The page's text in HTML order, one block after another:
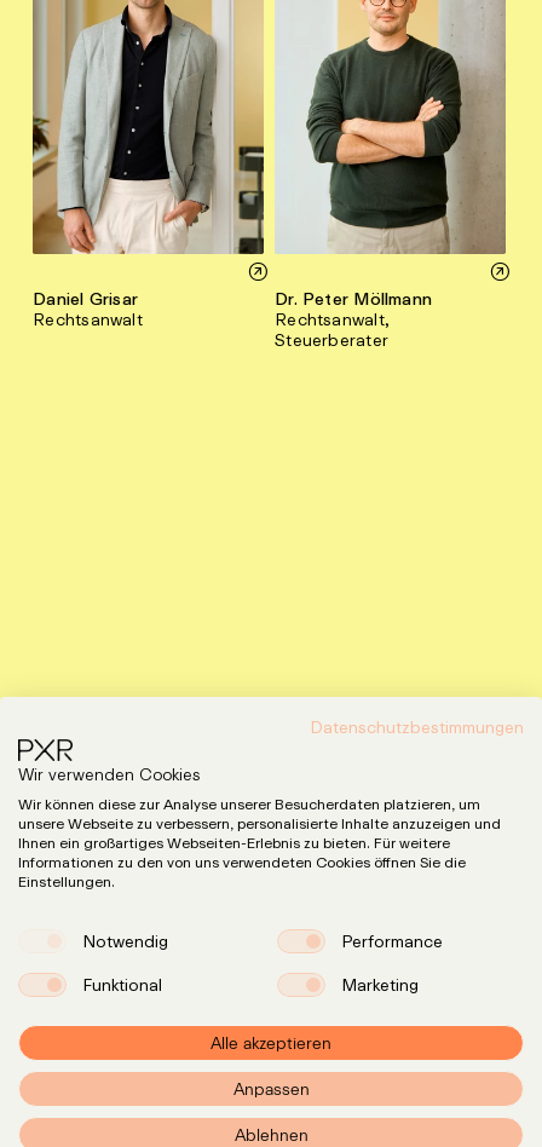
Daniel Grisar
Rechtsanwalt
Dr. Peter Möllmann
Rechtsanwalt,
Steuerberater
Expertise
LinkedIn
Datenschutzbestimmungen
Wir verwenden Cookies
Wir können diese zur Analyse unserer Besucherdaten platzieren, um
unsere Webseite zu verbessern, personalisierte Inhalte anzuzeigen und
Ihnen ein großartiges Webseiten-Erlebnis zu bieten. Für weitere
Informationen zu den von uns verwendeten Cookies öffnen Sie die
Einstellungen.
Notwendig
Performance
Funktional
Marketing
Alle akzeptieren
Anpassen
Ablehnen